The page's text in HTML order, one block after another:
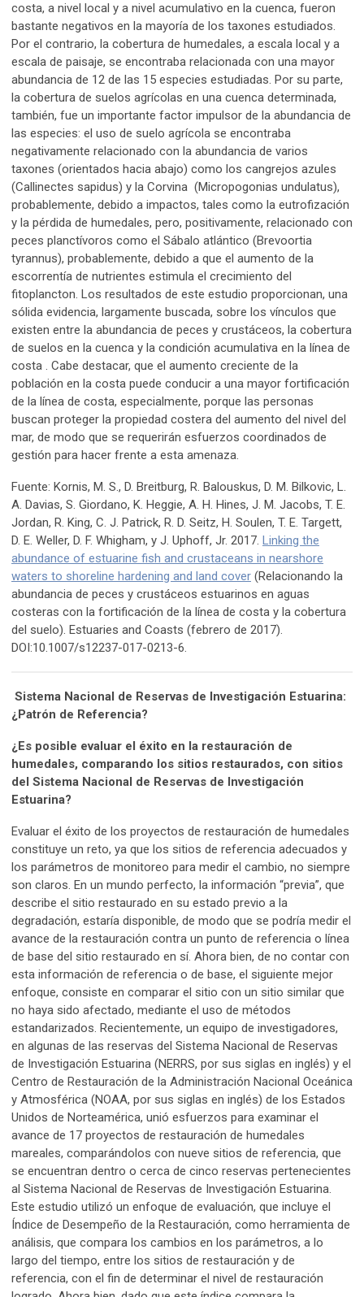
costa, a nivel local y a nivel acumulativo en la cuenca, fueron
bastante negativos en la mayoría de los taxones estudiados.
Por el contrario, la cobertura de humedales, a escala local y a
escala de paisaje, se encontraba relacionada con una mayor
abundancia de 12 de las 15 especies estudiadas. Por su parte,
la cobertura de suelos agrícolas en una cuenca determinada,
también, fue un importante factor impulsor de la abundancia de
las especies: el uso de suelo agrícola se encontraba
negativamente relacionado con la abundancia de varios
taxones (orientados hacia abajo) como los cangrejos azules
(Callinectes sapidus) y la Corvina (Micropogonias undulatus),
probablemente, debido a impactos, tales como la eutrofización
y la pérdida de humedales, pero, positivamente, relacionado con
peces planctívoros como el Sábalo atlántico (Brevoortia
tyrannus), probablemente, debido a que el aumento de la
escorrentía de nutrientes estimula el crecimiento del
fitoplancton. Los resultados de este estudio proporcionan, una
sólida evidencia, largamente buscada, sobre los vínculos que
existen entre la abundancia de peces y crustáceos, la cobertura
de suelos en la cuenca y la condición acumulativa en la línea de
costa . Cabe destacar, que el aumento creciente de la
población en la costa puede conducir a una mayor fortificación
de la línea de costa, especialmente, porque las personas
buscan proteger la propiedad costera del aumento del nivel del
mar, de modo que se requerirán esfuerzos coordinados de
gestión para hacer frente a esta amenaza.
Fuente: Kornis, M. S., D. Breitburg, R. Balouskus, D. M. Bilkovic, L.
A. Davias, S. Giordano, K. Heggie, A. H. Hines, J. M. Jacobs, T. E.
Jordan, R. King, C. J. Patrick, R. D. Seitz, H. Soulen, T. E. Targett,
D. E. Weller, D. F. Whigham, y J. Uphoff, Jr. 2017. Linking the
abundance of estuarine fish and crustaceans in nearshore
waters to shoreline hardening and land cover (Relacionando la
abundancia de peces y crustáceos estuarinos en aguas
costeras con la fortificación de la línea de costa y la cobertura
del suelo). Estuaries and Coasts (febrero de 2017).
DOI:10.1007/s12237-017-0213-6.
Sistema Nacional de Reservas de Investigación Estuarina:
¿Patrón de Referencia?
¿Es posible evaluar el éxito en la restauración de
humedales, comparando los sitios restaurados, con sitios
del Sistema Nacional de Reservas de Investigación
Estuarina?
Evaluar el éxito de los proyectos de restauración de humedales
constituye un reto, ya que los sitios de referencia adecuados y
los parámetros de monitoreo para medir el cambio, no siempre
son claros. En un mundo perfecto, la información “previa”, que
describe el sitio restaurado en su estado previo a la
degradación, estaría disponible, de modo que se podría medir el
avance de la restauración contra un punto de referencia o línea
de base del sitio restaurado en sí. Ahora bien, de no contar con
esta información de referencia o de base, el siguiente mejor
enfoque, consiste en comparar el sitio con un sitio similar que
no haya sido afectado, mediante el uso de métodos
estandarizados. Recientemente, un equipo de investigadores,
en algunas de las reservas del Sistema Nacional de Reservas
de Investigación Estuarina (NERRS, por sus siglas en inglés) y el
Centro de Restauración de la Administración Nacional Oceánica
y Atmosférica (NOAA, por sus siglas en inglés) de los Estados
Unidos de Norteamérica, unió esfuerzos para examinar el
avance de 17 proyectos de restauración de humedales
mareales, comparándolos con nueve sitios de referencia, que
se encuentran dentro o cerca de cinco reservas pertenecientes
al Sistema Nacional de Reservas de Investigación Estuarina.
Este estudio utilizó un enfoque de evaluación, que incluye el
Índice de Desempeño de la Restauración, como herramienta de
análisis, que compara los cambios en los parámetros, a lo
largo del tiempo, entre los sitios de restauración y de
referencia, con el fin de determinar el nivel de restauración